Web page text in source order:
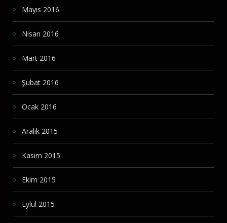
Mayıs 2016
Nisan 2016
Mart 2016
Şubat 2016
Ocak 2016
Aralık 2015
Kasım 2015
Ekim 2015
Eylül 2015